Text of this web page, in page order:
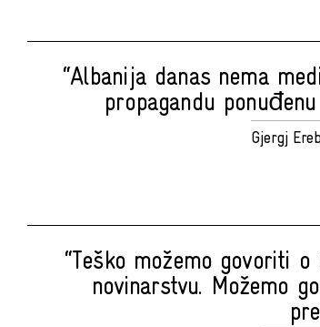
“Albanija danas nema
propagandu
Gjergj
“Teško možemo govoriti
novinarstvu. Možemo